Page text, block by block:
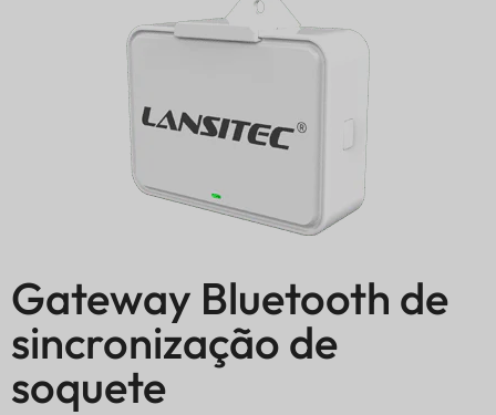
Gateway Bluetooth de
sincronização de
soquete